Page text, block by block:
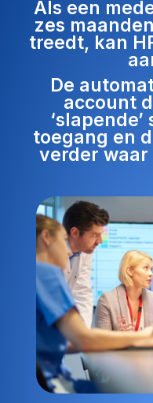
Als een
zes
treedt, kan
De
account
toegang en
verder